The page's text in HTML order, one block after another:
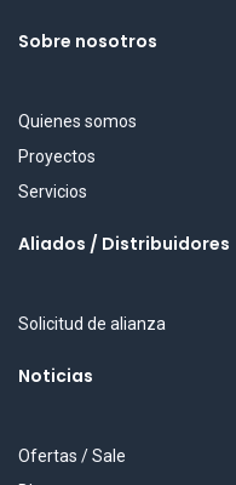
Sobre nosotros
Quienes somos
Proyectos
Servicios
Aliados / Distribuidores
Solicitud de alianza
Noticias
Ofertas / Sale